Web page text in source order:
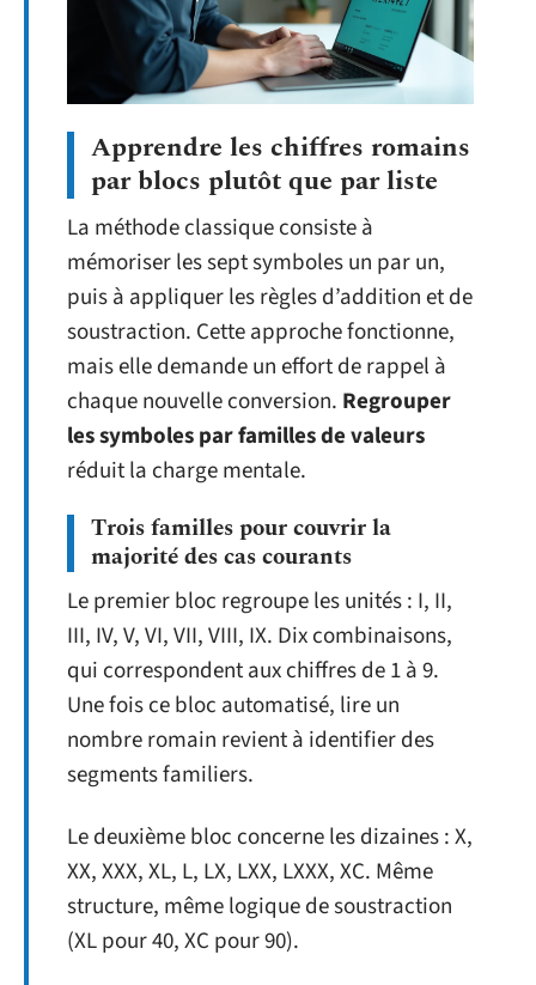
Apprendre les chiffres romains
par blocs plutôt que par liste
La méthode classique consiste à
mémoriser les sept symboles un par un,
puis à appliquer les règles d’addition et de
soustraction. Cette approche fonctionne,
mais elle demande un effort de rappel à
chaque nouvelle conversion. Regrouper
les symboles par familles de valeurs
réduit la charge mentale.
Trois familles pour couvrir la
majorité des cas courants
Le premier bloc regroupe les unités : I, II,
III, IV, V, VI, VII, VIII, IX. Dix combinaisons,
qui correspondent aux chiffres de 1 à 9.
Une fois ce bloc automatisé, lire un
nombre romain revient à identifier des
segments familiers.
Le deuxième bloc concerne les dizaines : X,
XX, XXX, XL, L, LX, LXX, LXXX, XC. Même
structure, même logique de soustraction
(XL pour 40, XC pour 90).